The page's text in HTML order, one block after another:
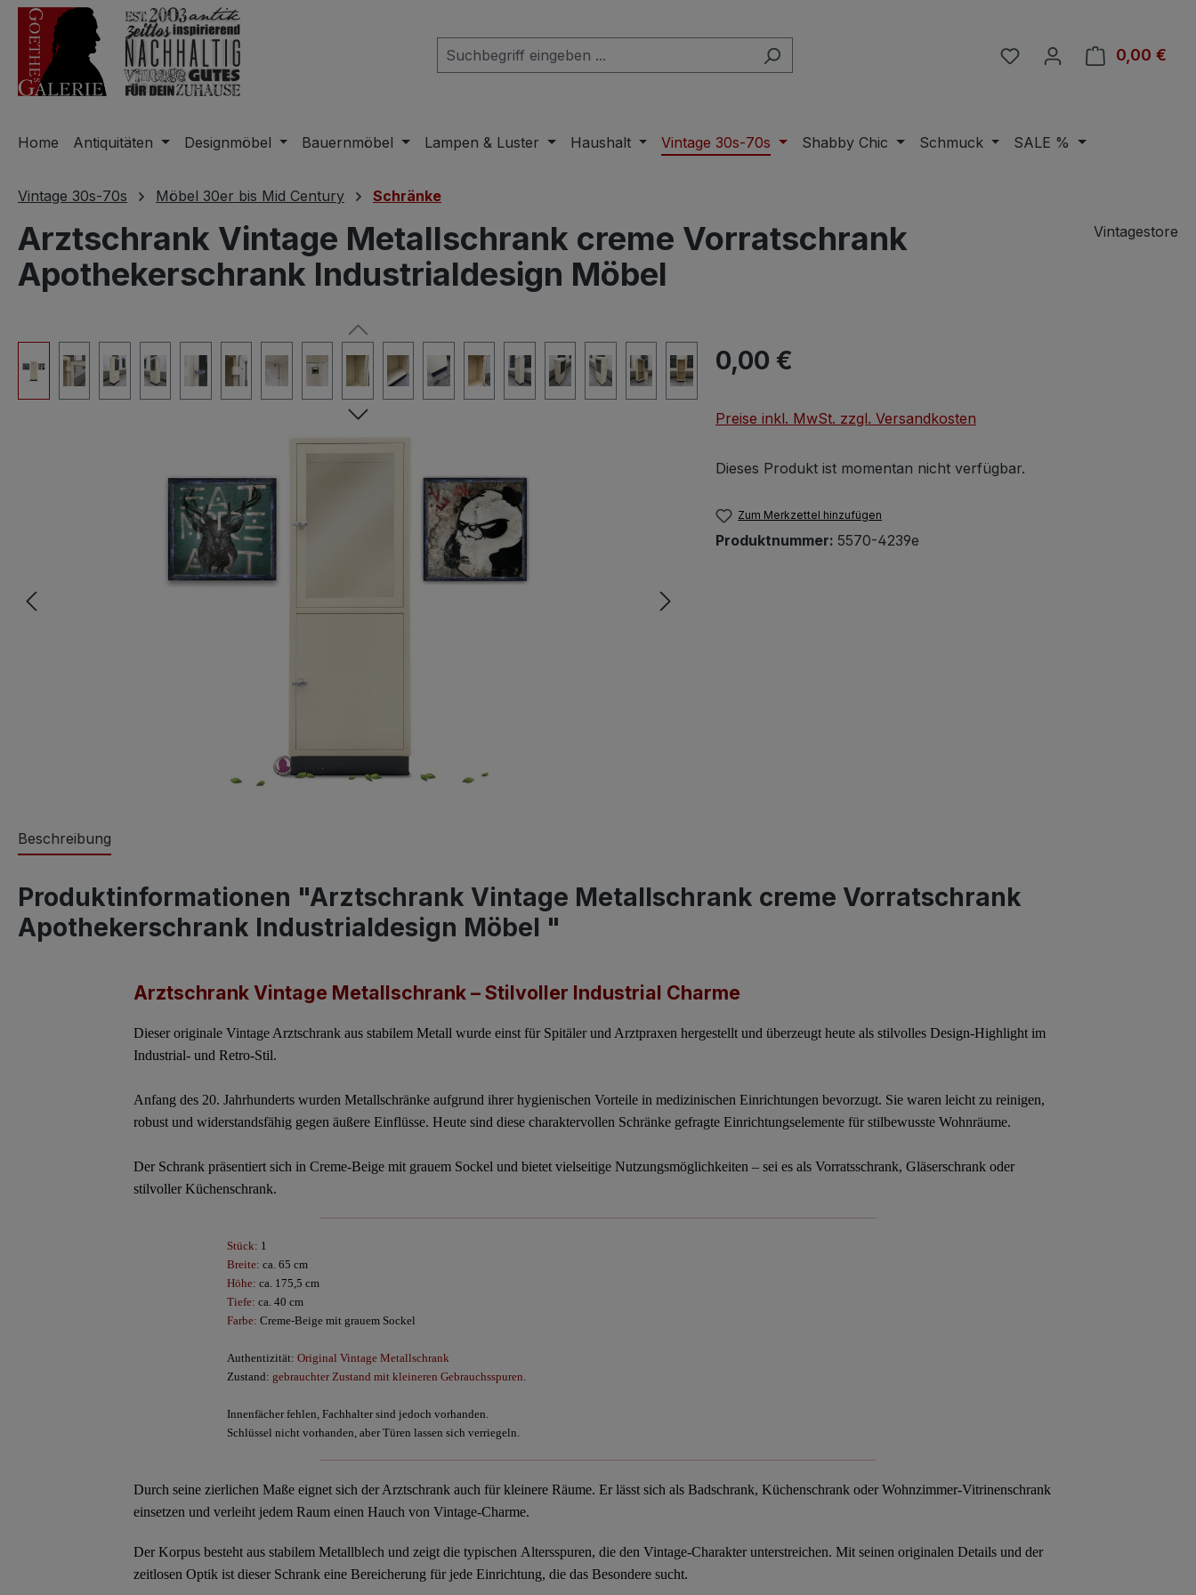
Hauptinhalt springen
Zur Suche springen
Zur Hauptnavigation springen
Du hast 0 Produkte auf
0,00 €
Home Antiquitäten Designmöbel Bauernmöbel Lampen & Luster Haushalt Vintage 30s-70s Shabby Chic Schmuck SALE %
Vintage 30s-70s Möbel 30er bis Mid Century Schränke
Arztschrank Vintage Metallschrank creme Vorratschrank
Apothekerschrank Industrialdesign Möbel
Vintagestore
Regulärer Preis:
0,00 €
Preise inkl. MwSt. zzgl. Versandkosten
Dieses Produkt ist momentan nicht verfügbar.
Zum Merkzettel hinzufügen
Produktnummer: 5570-4239e
Beschreibung
Produktinformationen "Arztschrank Vintage Metallschrank creme Vorratschrank
Apothekerschrank Industrialdesign Möbel "
Arztschrank Vintage Metallschrank – Stilvoller Industrial Charme
Dieseroriginale Vintage Arztschrank aus stabilem Metall wurde einst für Spitäler und Arztpraxen hergestellt und überzeugt heute als stilvolles Design-Highlight im
Industrial- und Retro-Stil.
Anfang des 20. Jahrhunderts wurden Metallschränke aufgrund ihrer hygienischen Vorteile in medizinischen Einrichtungen bevorzugt. Sie waren leicht zu reinigen,
robust und widerstandsfähig gegen äußere Einflüsse. Heute sind diese charaktervollen Schränke gefragte Einrichtungselemente für stilbewusste Wohnräume.
Der Schrank präsentiert sich inCreme-Beige mit grauem Sockel und bietet vielseitige Nutzungsmöglichkeiten – sei es als Vorratsschrank, Gläserschrank oder
stilvoller Küchenschrank.
Stück: 1
Breite: ca. 65 cm
Höhe: ca. 175,5 cm
Tiefe: ca. 40 cm
Farbe: Creme-Beige mit grauem Sockel
Authentizität: Original Vintage Metallschrank
Zustand: gebrauchter Zustand mit kleineren Gebrauchsspuren.
Innenfächer fehlen, Fachhalter sind jedoch vorhanden.
Schlüssel nicht vorhanden, aber Türen lassen sich verriegeln.
Durch seinezierlichen Maße eignet sich der Arztschrank auch für kleinere Räume. Er lässt sich alsBadschrank, Küchenschrank oder Wohnzimmer-Vitrinenschrank
einsetzen und verleiht jedem Raum einen Hauch von Vintage-Charme.
Der Korpus besteht aus stabilem Metallblech und zeigt die typischen Altersspuren, die den Vintage-Charakter unterstreichen. Mit seinen originalen Details und der
zeitlosen Optik ist dieser Schrank eine Bereicherung für jede Einrichtung, die das Besondere sucht.